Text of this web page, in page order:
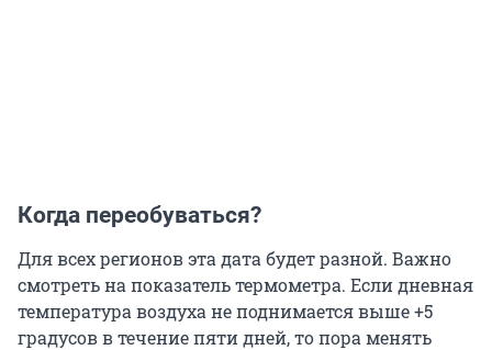
Когда переобуваться?
Для всех регионов эта дата будет разной. Важно
смотреть на показатель термометра. Если дневная
температура воздуха не поднимается выше +5
градусов в течение пяти дней, то пора менять